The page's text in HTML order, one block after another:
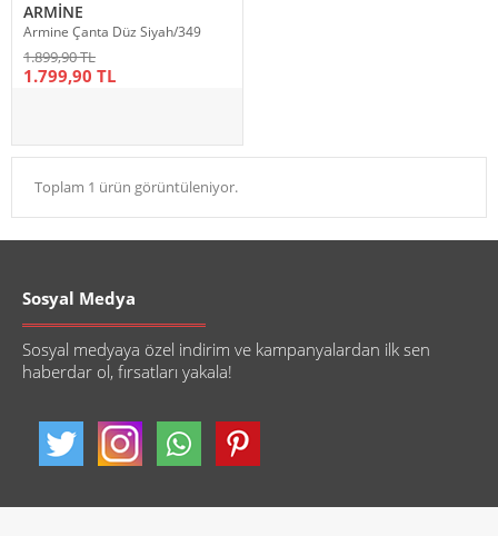
ARMİNE
Armine Çanta Düz Siyah/349
1.899,90 TL
1.799,90 TL
Toplam 1 ürün görüntüleniyor.
Sosyal Medya
Sosyal medyaya özel indirim ve kampanyalardan ilk sen
haberdar ol, fırsatları yakala!